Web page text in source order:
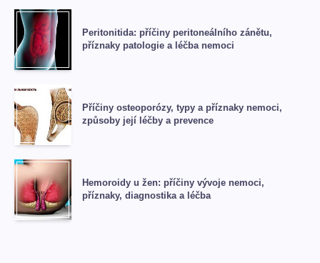
Peritonitida: příčiny peritoneálního zánětu,
příznaky patologie a léčba nemoci
Příčiny osteoporózy, typy a příznaky nemoci,
způsoby její léčby a prevence
Hemoroidy u žen: příčiny vývoje nemoci,
příznaky, diagnostika a léčba